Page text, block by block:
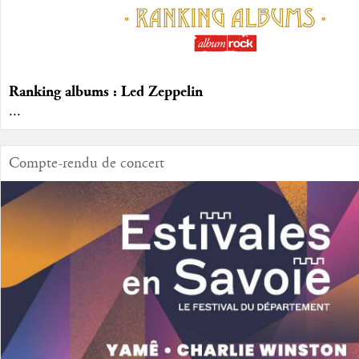
Ranking albums : Led Zeppelin
...
Compte-rendu de concert